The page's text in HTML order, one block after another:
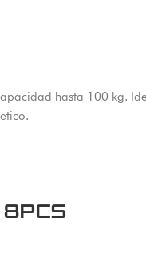
hasta 100 kg.